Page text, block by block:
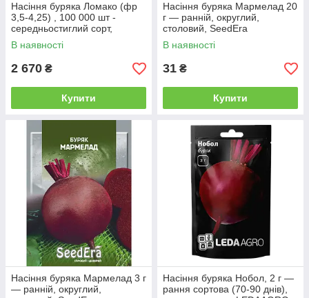
Насіння буряка Ломако (фр
3,5-4,25) , 100 000 шт -
середньостиглий сорт,
циліндрична, Rijk Zwaan
В наявності
2 670 ₴
Купити
Насіння буряка Мармелад 20
г — ранній, округлий,
столовий, SeedEra
В наявності
31 ₴
Купити
Насіння буряка Мармелад 3 г
— ранній, округлий,
Насіння буряка Нобол, 2 г —
рання сортова (70-90 днів),